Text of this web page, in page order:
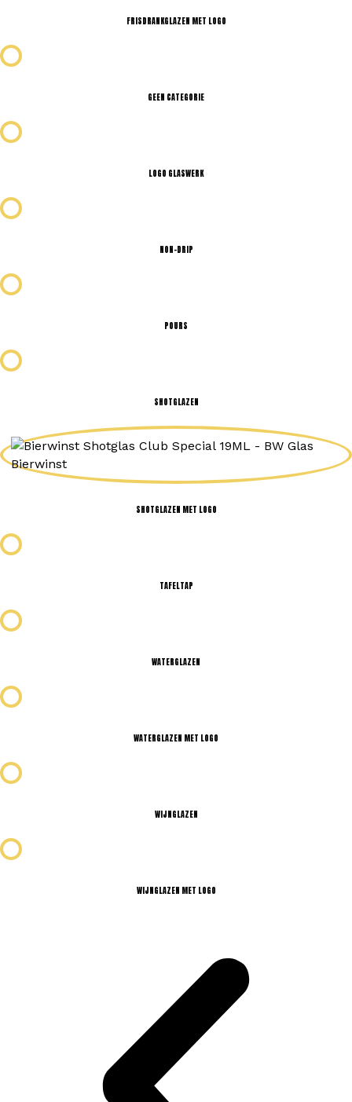
FRISDRANKGLAZEN MET LOGO
GEEN CATEGORIE
LOGO GLASWERK
NON-DRIP
POURS
SHOTGLAZEN
SHOTGLAZEN MET LOGO
TAFELTAP
WATERGLAZEN
WATERGLAZEN MET LOGO
WIJNGLAZEN
WIJNGLAZEN MET LOGO